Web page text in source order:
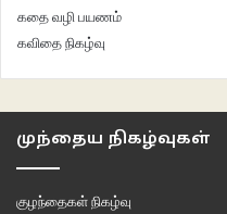
கதை வழி பயணம்
கவிதை நிகழ்வு
முந்தைய நிகழ்வுகள்
குழந்தைகள் நிகழ்வு